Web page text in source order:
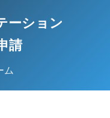
ーション
請
ム